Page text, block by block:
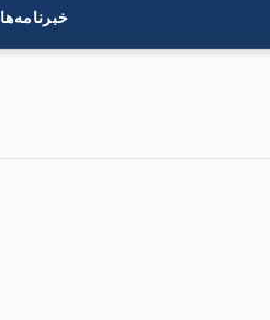
خبرنامه‌ها